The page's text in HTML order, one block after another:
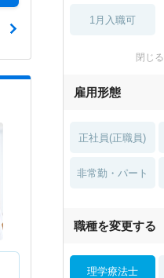
1月入職可
閉じる
雇用形態
正社員(正職員)
非常勤・パート
職種を変更する
理学療法士